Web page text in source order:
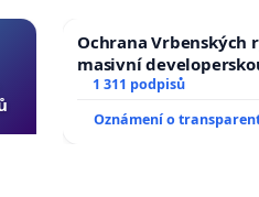
Ochrana Vrbenských
masivní
1 311 podpisů
Oznámení o